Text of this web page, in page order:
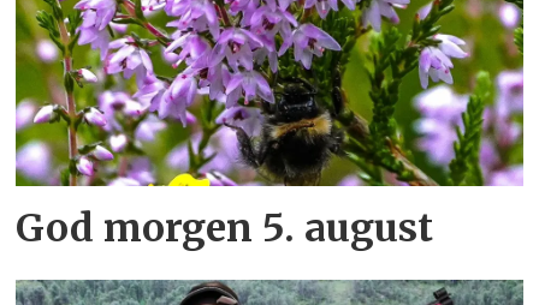
God morgen 5. august